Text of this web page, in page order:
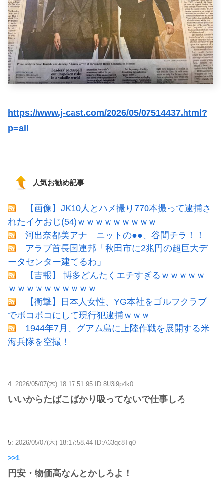
https://www.j-cast.com/2026/05/07514437.html?
p=all
人気お勧め記事
【画像】JK10人とハメ撮り770本撮って逮捕さ
れたイケおじ(54)ｗｗｗｗｗｗｗｗｗ
河出奈都美アナ ニットの●●、谷間チラ！！
アラブ首長国連邦「秋田市に2兆円の超巨大デ
ータセンター建てるわ」
【吉報】 博多どんたくエチすぎるｗｗｗｗｗ
ｗｗｗｗｗｗｗｗｗｗ
【衝撃】日本人女性、YG本社をゴルフクラブ
でボコボコにして現行犯逮捕ｗｗｗ
1944年7月、グアム島に上陸作戦を展開する米
海兵隊を空撮！
4: 2026/05/07(木) 18:17:51.95 ID:8U3i9p4k0
いいからたばこばかり吸ってないで仕事しろ
5: 2026/05/07(木) 18:17:58.44 ID:A33qc8Tq0
>>1
円安・物価高なんとかしろよ！